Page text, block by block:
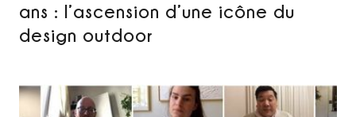
ans : l’ascension d’une icône du
design outdoor